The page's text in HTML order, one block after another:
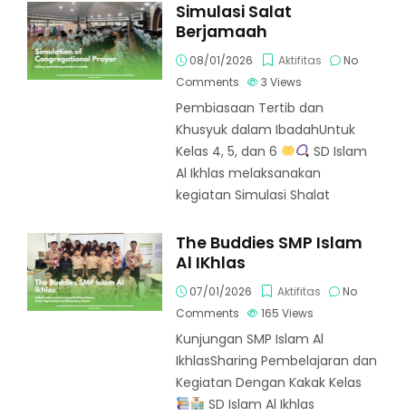
Simulasi Salat
Berjamaah
08/01/2026 Aktifitas
No
Comments
3Views
Pembiasaan Tertib dan
Khusyuk dalam IbadahUntuk
Kelas 4, 5, dan 6
SD Islam
Al Ikhlas melaksanakan
kegiatan Simulasi Shalat
The Buddies SMP Islam
Al IKhlas
07/01/2026 Aktifitas
No
Comments
165Views
Kunjungan SMP Islam Al
IkhlasSharing Pembelajaran dan
Kegiatan Dengan Kakak Kelas
SD Islam Al Ikhlas